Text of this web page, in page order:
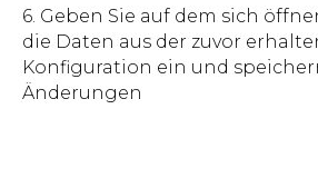
6. Geben Sie auf dem sich
die Daten aus der zuvor
Konfiguration ein und
Änderungen